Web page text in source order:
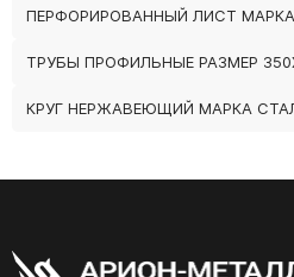
ПЕРФОРИРОВАННЫЙ ЛИСТ
ТРУБЫ ПРОФИЛЬНЫЕ РАЗМЕР
КРУГ НЕРЖАВЕЮЩИЙ МАРКА